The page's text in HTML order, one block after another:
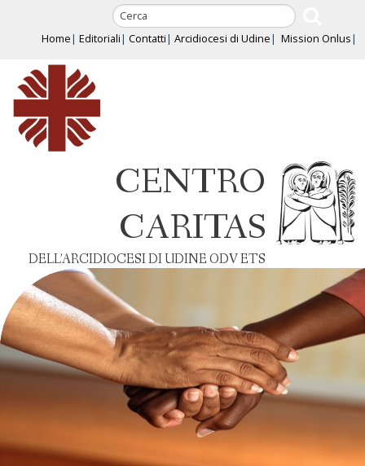
content
Home Editoriali Contatti Arcidiocesi di Udine Mission Onlus
CENTRO
CARITAS
DELL’ARCIDIOCESI DI UDINE ODV ETS